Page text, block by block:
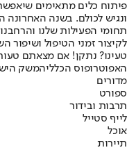
פיתוח כלים מתאימים
ונגיש לכולם. בשנה
תחומי הפעילות שלנו
לקיצור זמני הטיפול ושיפור
טעינו? נתקן! אם מצאתם
האפוטרופוס הכלליהמשק
מדורים
ספורט
תרבות ובידור
לייף סטייל
אוכל
תיירות